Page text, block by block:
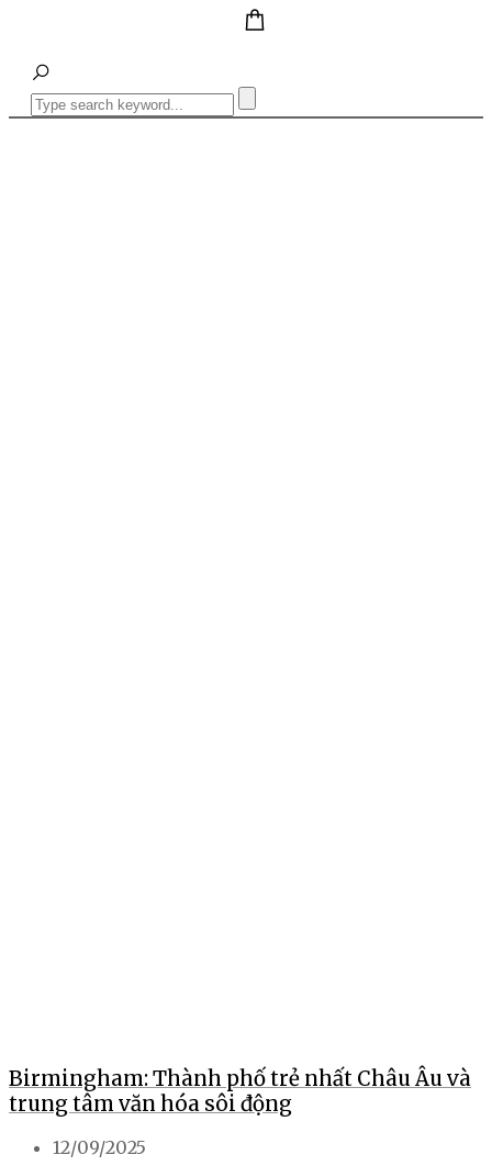
Birmingham: Thành phố trẻ nhất Châu Âu và
trung tâm văn hóa sôi động
12/09/2025